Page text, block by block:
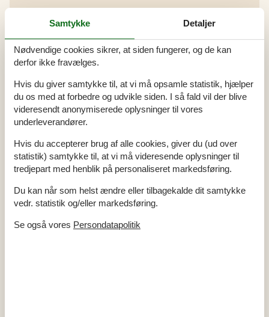
1 TV
DK-DR1/TV2
Internet (trådløst)
Xbox
I nærheden
Afs. til nærmeste vand/badning 200 m
Afstand til fiskemulighed 500 m
Afstand til indkøb 3,3 km
Nærmeste by 4 km
Nærmeste restaurant 4,7 km
Indendørs
Aircondition
Brændeovn
Gulvvarme på badeværelset
Indendørs aktiv.
Samtykke Detaljer
Nødvendige cookies sikrer, at siden fungerer, og de kan
derfor ikke fravælges.
Hvis du giver samtykke til, at vi må opsamle statistik, hjælper
du os med at forbedre og udvikle siden. I så fald vil der blive
videresendt anonymiserede oplysninger til vores
underleverandører.
Hvis du accepterer brug af alle cookies, giver du (ud over
statistik) samtykke til, at vi må videresende oplysninger til
tredjepart med henblik på personaliseret markedsføring.
Du kan når som helst ændre eller tilbagekalde dit samtykke
vedr. statistik og/eller markedsføring.
Se også vores Persondatapolitik